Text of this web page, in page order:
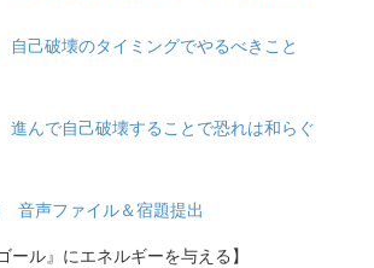
己破壊のタイミングでやるべきこと
んで自己破壊することで恐れは和らぐ
音声ファイル＆宿題提出
ル』にエネルギーを与える】